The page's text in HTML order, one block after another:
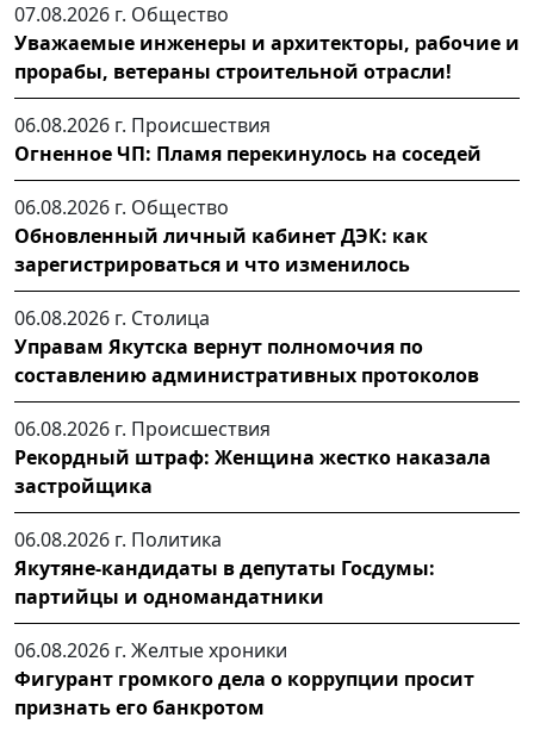
07.08.2026 г. Общество
Уважаемые инженеры и архитекторы, рабочие и
прорабы, ветераны строительной отрасли!
06.08.2026 г. Происшествия
Огненное ЧП: Пламя перекинулось на соседей
06.08.2026 г. Общество
Обновленный личный кабинет ДЭК: как
зарегистрироваться и что изменилось
06.08.2026 г. Столица
Управам Якутска вернут полномочия по
составлению административных протоколов
06.08.2026 г. Происшествия
Рекордный штраф: Женщина жестко наказала
застройщика
06.08.2026 г. Политика
Якутяне-кандидаты в депутаты Госдумы:
партийцы и одномандатники
06.08.2026 г. Желтые хроники
Фигурант громкого дела о коррупции просит
признать его банкротом